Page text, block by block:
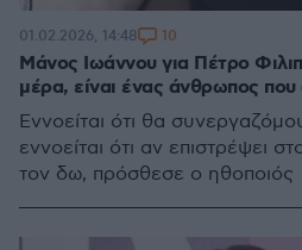
Μάνος Ιωάννου για Πέτρο
μέρα, είναι ένας άνθρωπος
Εννοείται ότι θα
εννοείται ότι αν επιστρέψει
τον δω, πρόσθεσε ο ηθοποιός
01.02.2026, 14:48 10